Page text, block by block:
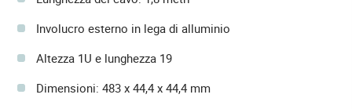
Involucro esterno in lega di alluminio
Altezza 1U e lunghezza 19
Dimensioni: 483 x 44,4 x 44,4 mm